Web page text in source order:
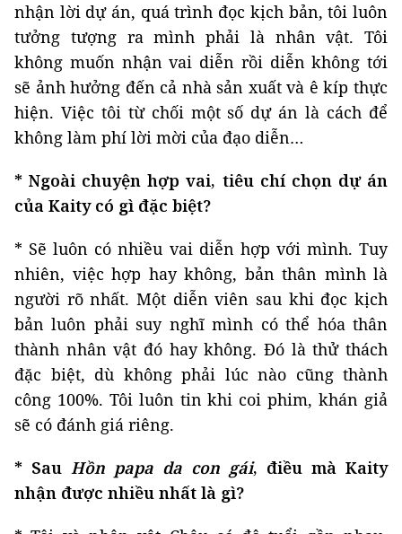
nhận lời dự án, quá trình đọc kịch bản, tôi luôn
tưởng tượng ra mình phải là nhân vật. Tôi
không muốn nhận vai diễn rồi diễn không tới
sẽ ảnh hưởng đến cả nhà sản xuất và ê kíp thực
hiện. Việc tôi từ chối một số dự án là cách để
không làm phí lời mời của đạo diễn…
* Ngoài chuyện hợp vai, tiêu chí chọn dự án
của Kaity có gì đặc biệt?
* Sẽ luôn có nhiều vai diễn hợp với mình. Tuy
nhiên, việc hợp hay không, bản thân mình là
người rõ nhất. Một diễn viên sau khi đọc kịch
bản luôn phải suy nghĩ mình có thể hóa thân
thành nhân vật đó hay không. Đó là thử thách
đặc biệt, dù không phải lúc nào cũng thành
công 100%. Tôi luôn tin khi coi phim, khán giả
sẽ có đánh giá riêng.
* Sau Hồn papa da con gái, điều mà Kaity
nhận được nhiều nhất là gì?